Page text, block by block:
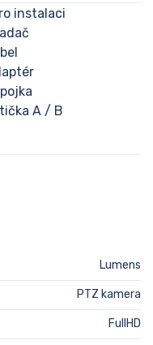
instalaci
A / B
Lumens
PTZ kamera
FullHD